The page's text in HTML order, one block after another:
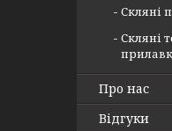
Скляні
Скляні
Про нас
Відгуки